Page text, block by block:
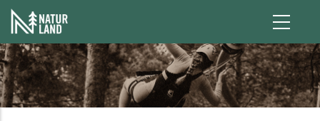
Aller au contenu principal